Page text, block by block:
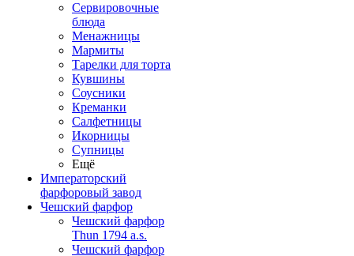
Сервировочные
блюда
Менажницы
Мармиты
Тарелки для торта
Кувшины
Соусники
Креманки
Салфетницы
Икорницы
Супницы
Ещё
Императорский
фарфоровый завод
Чешский фарфор
Чешский фарфор
Thun 1794 a.s.
Чешский фарфор